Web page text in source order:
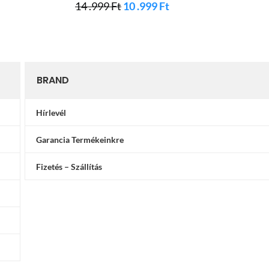
14 .999Ft10 .999Ft
BRAND
Hírlevél
Garancia Termékeinkre
Fizetés – Szállítás